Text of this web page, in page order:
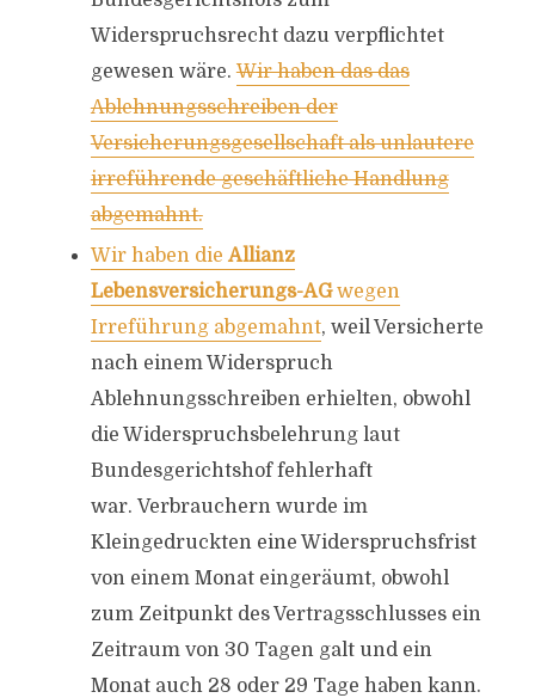
Widerspruchsrecht dazu verpflichtet
gewesen wäre.Wir haben das das
Ablehnungsschreiben der
Versicherungsgesellschaft als unlautere
irreführende geschäftliche Handlung
abgemahnt.
Wir haben die Allianz
Lebensversicherungs-AGwegen
Irreführung abgemahnt, weil Versicherte
nach einem Widerspruch
Ablehnungsschreiben erhielten, obwohl
die Widerspruchsbelehrung laut
Bundesgerichtshof fehlerhaft
war. Verbrauchern wurde im
Kleingedruckten eine Widerspruchsfrist
von einem Monat eingeräumt, obwohl
zum Zeitpunkt des Vertragsschlusses ein
Zeitraum von 30 Tagen galt und ein
Monat auch 28 oder 29 Tage haben kann.